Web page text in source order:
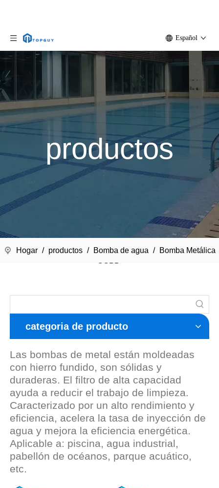
Español
productos
Hogar / productos / Bomba de agua / Bomba Metálica
CCPB
categoria de producto
Las bombas de metal están moldeadas
con hierro fundido, son sólidas y
duraderas. El filtro de alta capacidad
ayuda a reducir el trabajo de limpieza.
Caracterizado por un alto rendimiento y
eficiencia, acelera la tasa de inyección de
agua y mejora la eficiencia energética.
Aplicable a: piscina, agua industrial,
pabellón de océanos, parque acuático,
etc.